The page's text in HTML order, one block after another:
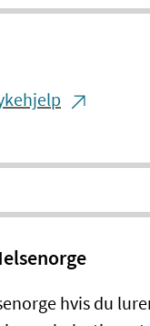
hvis du